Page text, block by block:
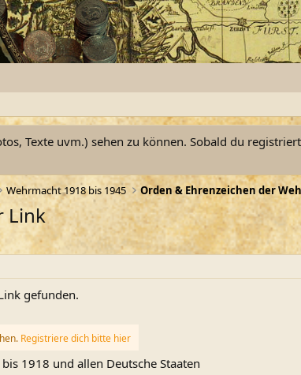
Texte uvm.) sehen zu können. Sobald du
Wehrmacht 1918 bis 1945 Orden & Ehrenzeichen der
Link
gefunden.
Registriere dich bitte hier
1918 und allen Deutsche Staaten